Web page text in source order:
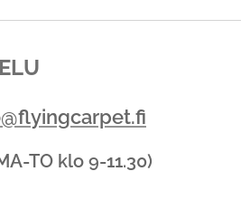
TO klo 9-11.30)